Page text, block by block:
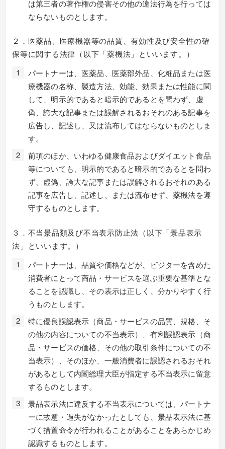
は第三者の著作権の侵害その他の違法行為を行っては
ならないものとします。
２．医薬品、医療機器等の品質、有効性及び安全性の確
保等に関する法律（以下「薬機法」といいます。）
パートナーは、医薬品、医薬部外品、化粧品または医
療機器の名称、製造方法、効能、効果または性能に関
して、明示的であると暗示的であるとを問わず、虚
偽、誇大な記事または誤解されるおそれのある記事を
広告し、記述し、又は流布してはならないものとしま
す。
前項のほか、いわゆる健康食品およびダイエット食品
等についても、明示的であると暗示的であるとを問わ
ず、虚偽、誇大な記事または誤解されるおそれのある
記事を広告し、記述し、または流布せず、薬機法を遵
守するものとします。
３．不当景品類及び不当表示防止法（以下「景品表示
法」といいます。）
パートナーは、品質や価格などが、ビジターを含めた
消費者にとって商品・サービスを選ぶ重要な基準とな
ることを認識し、その表示は正しく、分かりやすく行
うものとします。
特に優良誤認表示（商品・サービスの品質、規格、そ
の他の内容についての不当表示）、有利誤認表示（商
品・サービスの価格、その他の取引条件についての不
当表示）、そのほか、一般消費者に誤認されるおそれ
があるとして内閣総理大臣が指定する不当表示に留意
するものとします。
景品表示法に違反する不当表示については、パートナ
ーに故意・過失がなかったとしても、景品表示法に基
づく措置命令が行われることがあることをあらかじめ
認識するものとします。